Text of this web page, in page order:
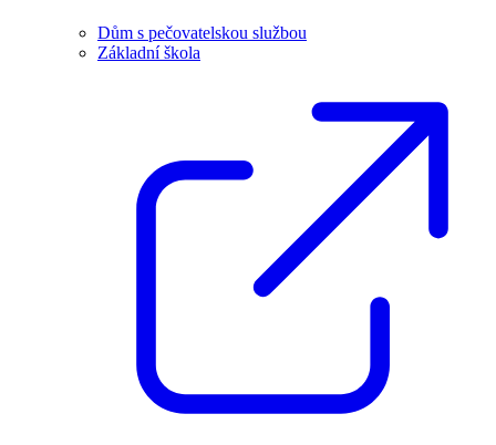
Dům s pečovatelskou službou
Základní škola